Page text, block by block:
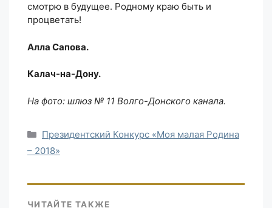
смотрю в будущее. Родному краю быть и
процветать!
Алла Сапова.
Калач-на-Дону.
На фото: шлюз № 11 Волго-Донского канала.
Рубрики
Президентский Конкурс «Моя малая Родина
– 2018»
ЧИТАЙТЕ ТАКЖЕ